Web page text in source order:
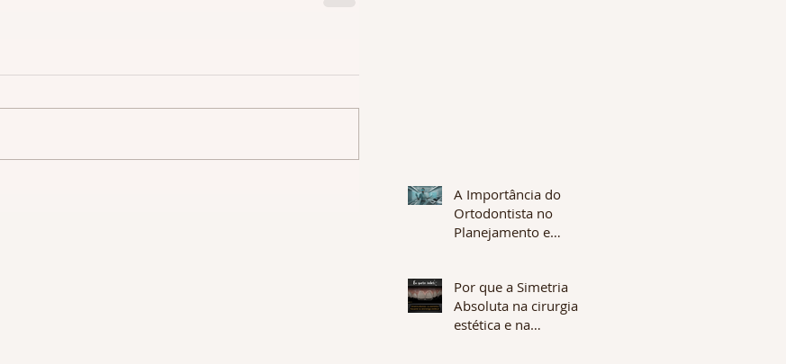
A Importância do
Ortodontista no
Planejamento e
para Tratamentos
Eficazes e
Personalizados
Por que a Simetria
Absoluta na cirurgia
estética e na